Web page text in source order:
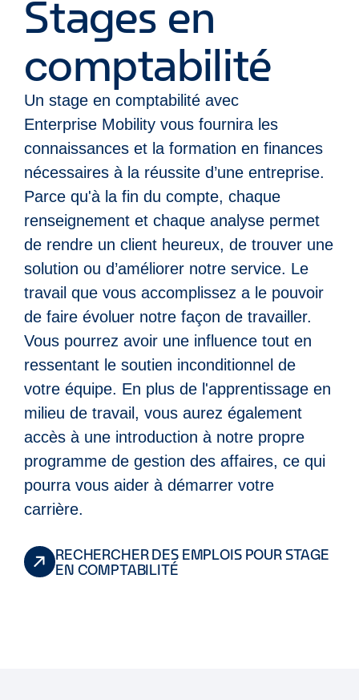
Stages en
comptabilité
Un stage en comptabilité avec
Enterprise Mobility vous fournira les
connaissances et la formation en finances
nécessaires à la réussite d’une entreprise.
Parce qu'à la fin du compte, chaque
renseignement et chaque analyse permet
de rendre un client heureux, de trouver une
solution ou d’améliorer notre service. Le
travail que vous accomplissez a le pouvoir
de faire évoluer notre façon de travailler.
Vous pourrez avoir une influence tout en
ressentant le soutien inconditionnel de
votre équipe. En plus de l'apprentissage en
milieu de travail, vous aurez également
accès à une introduction à notre propre
programme de gestion des affaires, ce qui
pourra vous aider à démarrer votre
carrière.
RECHERCHER DES EMPLOIS POUR STAGE
EN COMPTABILITÉ